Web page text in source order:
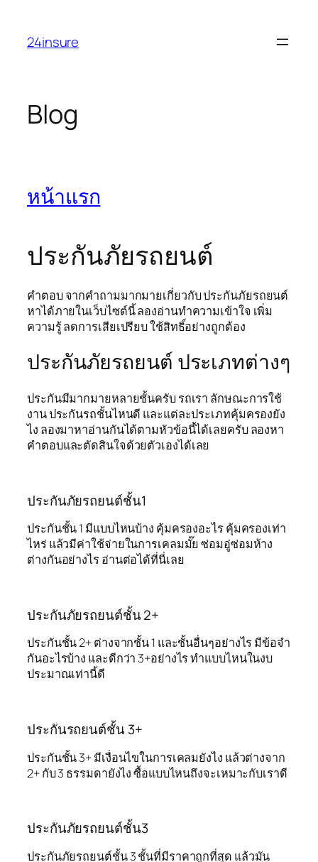
content
24insure
Blog
หน้าแรก
ประกันภัยรถยนต์
คำตอบ จากคำถามมากมายเกี่ยวกับ ประกันภัยรถยนต์
หาได้ภายในเว็บไซต์นี้ ลองอ่านทำความเข้าใจ เพิ่ม
ความรู้ ลดการเสียเปรียบ ใช้สิทธิ์อย่างถูกต้อง
ประกันภัยรถยนต์ ประเภทต่างๆ
ประกันมีมากมายหลายชั้นครับ รถเรา ลักษณะการใช้
งาน ประกันรถชั้นไหนดี และแต่ละประเภทคุ้มครองยัง
ไง ลองมาหาอ่านกันได้ตามหัวข้อนี้ได้เลยครับ ลองหา
คำตอบและตัดสินใจด้วยตัวเองได้เลย
ประกันภัยรถยนต์ชั้น1
ประกันชั้น 1 มีแบบไหนบ้าง คุ้มครองอะไร คุ้มครองเท่า
ไหร่ แล้วมีค่าใช้จ่ายในการเคลมมั๊ย ซ่อมอู่ซ่อมห้าง
ต่างกันอย่างไร อ่านต่อได้ที่นี่เลย
ประกันภัยรถยนต์ชั้น 2+
ประกันชั้น 2+ ต่างจากชั้น 1 และชั้นอื่นๆอย่างไร มีข้อจำ
กันอะไรบ้าง และดีกว่า 3+อย่างไร ทำแบบไหนในงบ
ประมาณเท่านี้ดี
ประกันรถยนต์ชั้น 3+
ประกันชั้น 3+ มีเงื่อนไขในการเคลมยังไง แล้วต่างจาก
2+ กับ 3 ธรรมดายังไง ซื้อแบบไหนถึงจะเหมาะกับเราดี
ประกันภัยรถยนต์ชั้น3
ประกันภัยรถยนต์ชั้น 3 ชั้นที่มีราคาถูกที่สุด แล้วมัน